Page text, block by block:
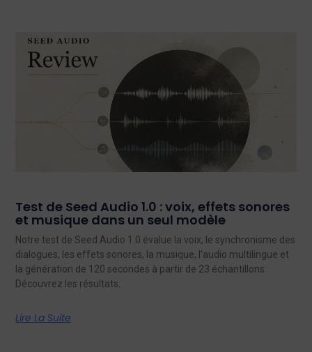
Test de Seed Audio 1.0 : voix, effets sonores
et musique dans un seul modèle
Notre test de Seed Audio 1.0 évalue la voix, le synchronisme des
dialogues, les effets sonores, la musique, l'audio multilingue et
la génération de 120 secondes à partir de 23 échantillons.
Découvrez les résultats.
Lire La Suite